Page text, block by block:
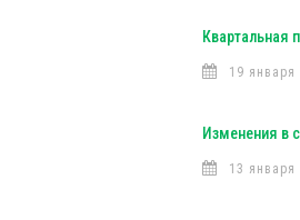
Квартальная
19 января
Изменения в
13 января